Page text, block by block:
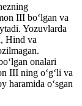
III boʻlgan va
Yozuvlarda
Hind va
onalari
III ning oʻgʻli va
haramida oʻsgan